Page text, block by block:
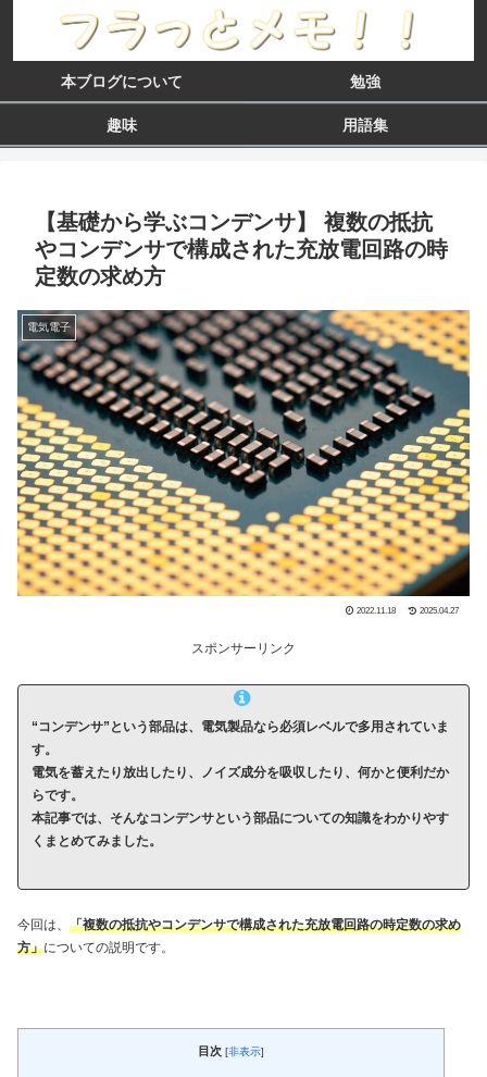
本ブログについて 勉強
趣味 用語集
【基礎から学ぶコンデンサ】 複数の抵抗
やコンデンサで構成された充放電回路の時
定数の求め方
電気電子
2022.11.18 2025.04.27
スポンサーリンク
“コンデンサ”という部品は、電気製品なら必須レベルで多用されていま
す。
電気を蓄えたり放出したり、ノイズ成分を吸収したり、何かと便利だか
らです。
本記事では、そんなコンデンサという部品についての知識をわかりやす
くまとめてみました。
今回は、 「複数の抵抗やコンデンサで構成された充放電回路の時定数の求め
方」についての説明です。
目次 [非表示]